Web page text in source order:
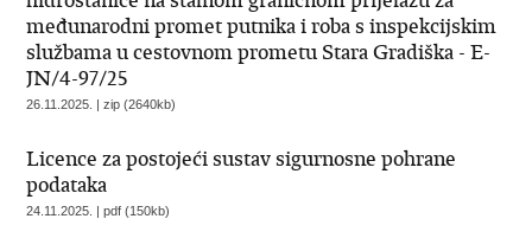
međunarodni promet putnika i roba s inspekcijskim
službama u cestovnom prometu Stara Gradiška - E-
JN/4-97/25
26.11.2025. | zip (2640kb)
Licence za postojeći sustav sigurnosne pohrane
podataka
24.11.2025. | pdf (150kb)